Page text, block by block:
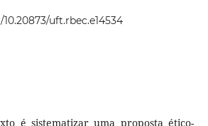
uft.rbec.e14534
é sistematizar uma proposta ético-